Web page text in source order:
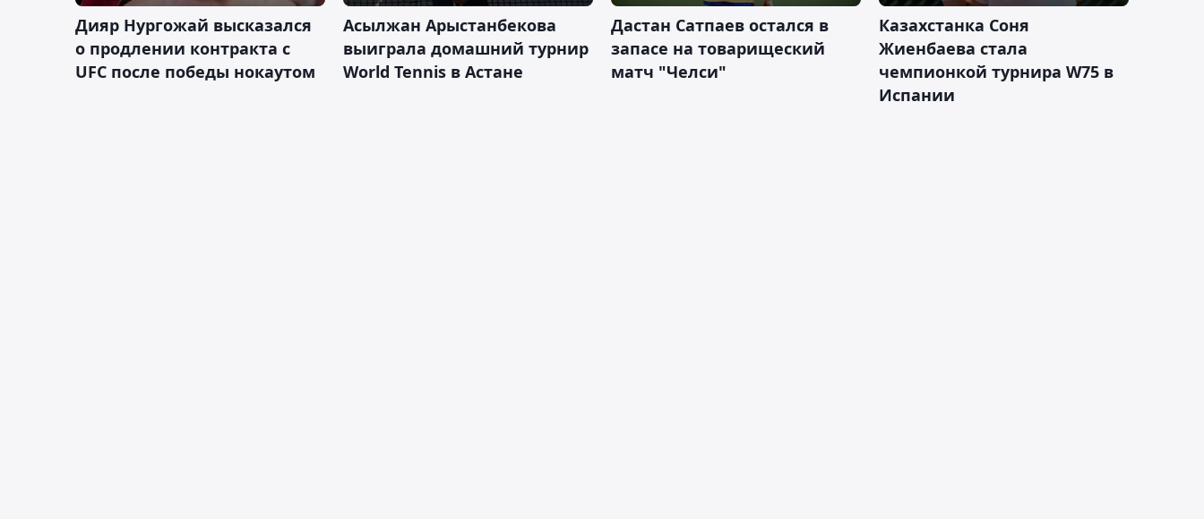
Дияр Нургожай высказался
о продлении контракта с
UFC после победы нокаутом
Асылжан Арыстанбекова
выиграла домашний турнир
World Tennis в Астане
Дастан Сатпаев остался в
запасе на товарищеский
матч "Челси"
Казахстанка Соня
Жиенбаева стала
чемпионкой турнира W75 в
Испании